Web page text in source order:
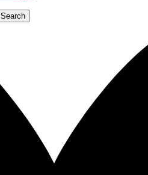
Search